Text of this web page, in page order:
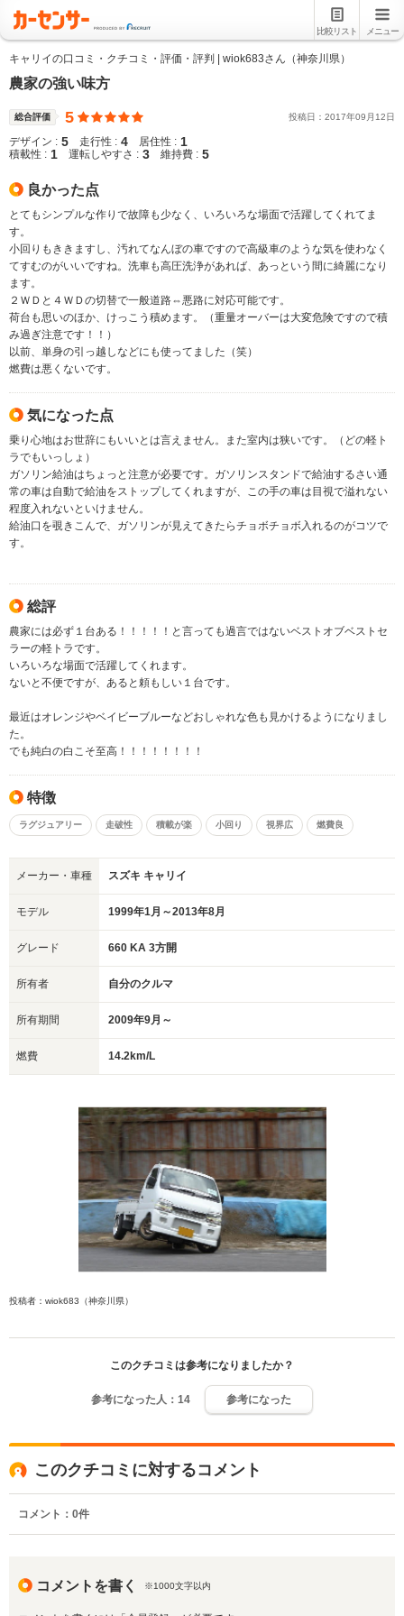
比較リスト メニュー
キャリイの口コミ・クチコミ・評価・評判 | wiok683さん（神奈川県）
農家の強い味方
総合評価 5 投稿日： 2017年09 月 12日
デザイン : 5 走行性 : 4 居住性 : 1
積載性 : 1 運転しやすさ : 3 維持費 : 5
良かった点
とてもシンプルな作りで故障も少なく、いろいろな場面で活躍してくれてま
す。
小回りもききますし、汚れてなんぼの車ですので高級車のような気を使わなく
てすむのがいいですね。洗車も高圧洗浄があれば、あっという間に綺麗になり
ます。
２ＷＤと４ＷＤの切替で一般道路⇔悪路に対応可能です。
荷台も思いのほか、けっこう積めます。（重量オーバーは大変危険ですので積
み過ぎ注意です！！）
以前、単身の引っ越しなどにも使ってました（笑）
燃費は悪くないです。
気になった点
乗り心地はお世辞にもいいとは言えません。また室内は狭いです。（どの軽ト
ラでもいっしょ）
ガソリン給油はちょっと注意が必要です。ガソリンスタンドで給油するさい通
常の車は自動で給油をストップしてくれますが、この手の車は目視で溢れない
程度入れないといけません。
給油口を覗きこんで、ガソリンが見えてきたらチョボチョボ入れるのがコツで
す。
総評
農家には必ず１台ある！！！！！と言っても過言ではないベストオブベストセ
ラーの軽トラです。
いろいろな場面で活躍してくれます。
ないと不便ですが、あると頼もしい１台です。
最近はオレンジやベイビーブルーなどおしゃれな色も見かけるようになりまし
た。
でも純白の白こそ至高！！！！！！！！
特徴
ラグジュアリー 走破性 積載が楽 小回り 視界広 燃費良
メーカー・車種 スズキ キャリイ
モデル 1999年1月～2013年8月
グレード 660 KA 3方開
所有者 自分のクルマ
所有期間 2009年9月～
燃費 14.2km/L
投稿者：wiok683（神奈川県）
このクチコミは参考になりましたか？
参考になった人： 14 参考になった
このクチコミに対するコメント
コメント： 0件
コメントを書く ※1000文字以内